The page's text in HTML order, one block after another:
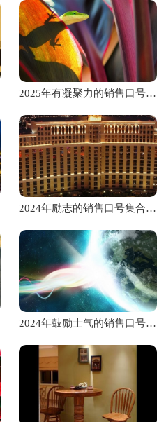
2025年有凝聚力的销售口号40条
2024年励志的销售口号集合38句
2024年鼓励士气的销售口号大合集46条